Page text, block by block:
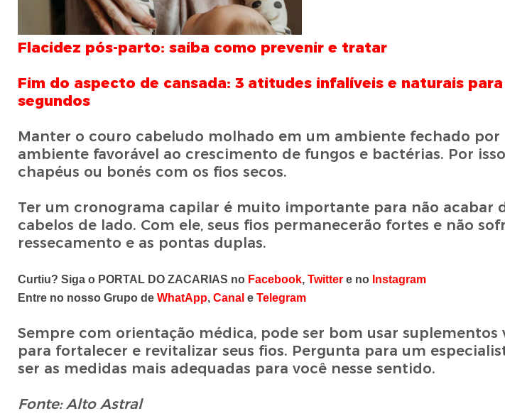
Flacidez pós-parto: saiba como prevenir e tratar
Fim do aspecto de cansada: 3 atitudes infalíveis e naturais
segundos
Manter o couro cabeludo molhado em um ambiente fechado
ambiente favorável ao crescimento de fungos e bactérias. Por
chapéus ou bonés com os fios secos.
Ter um cronograma capilar é muito importante para não acabar
cabelos de lado. Com ele, seus fios permanecerão fortes e não
ressecamento e as pontas duplas.
Curtiu? Siga o PORTAL DO ZACARIAS no Facebook, Twittere no Instagram
Entre no nosso Grupo de WhatApp, Canal e Telegram
Sempre com orientação médica, pode ser bom usar
para fortalecer e revitalizar seus fios. Pergunta para um
ser as medidas mais adequadas para você nesse sentido.
Fonte: Alto Astral